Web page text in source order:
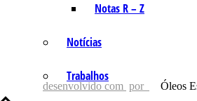
Notas R – Z
Notícias
Trabalhos
desenvolvido com por Óleos